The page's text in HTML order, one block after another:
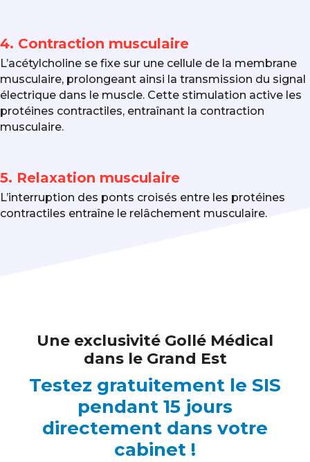
4. Contraction musculaire
L’acétylcholine se fixe sur une cellule de la membrane
musculaire, prolongeant ainsi la transmission du signal
électrique dans le muscle. Cette stimulation active les
protéines contractiles, entraînant la contraction
musculaire.
5. Relaxation musculaire
L’interruption des ponts croisés entre les protéines
contractiles entraîne le relâchement musculaire.
Une exclusivité Gollé Médical
dans le Grand Est
Testez gratuitement le SIS
pendant 15 jours
directement dans votre
cabinet !